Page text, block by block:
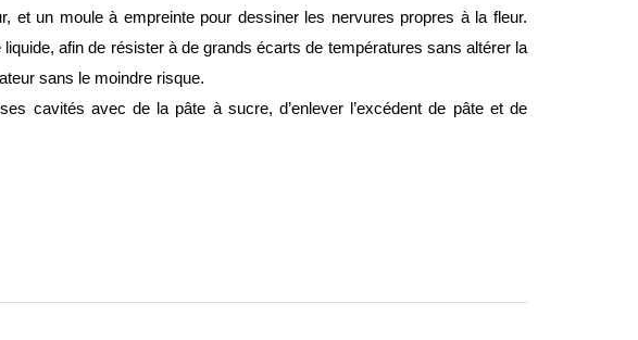
et un moule à empreinte pour dessiner les nervures propres à la fleur.
afin de résister à de grands écarts de températures sans altérer la
sans le moindre risque.
cavités avec de la pâte à sucre, d’enlever l’excédent de pâte et de